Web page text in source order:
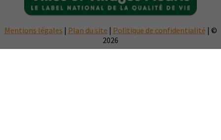
Mentions légales | Plan du site | Politique de confidentialité | ©
2026